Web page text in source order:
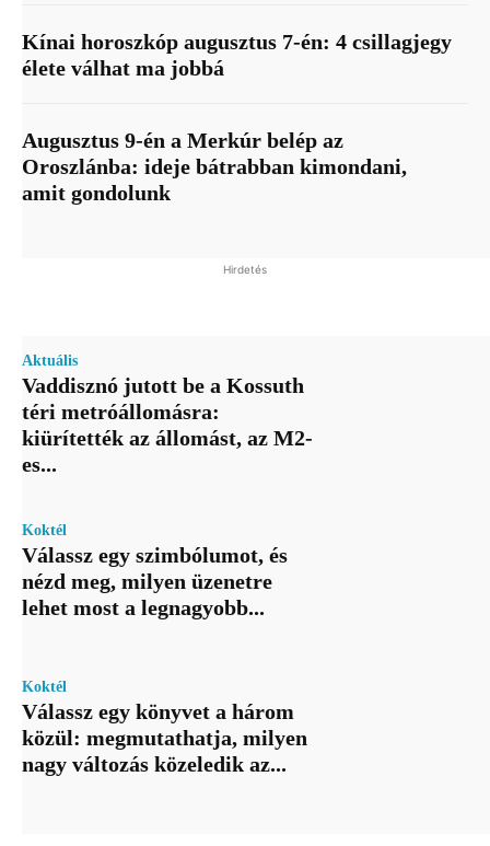
Kínai horoszkóp augusztus 7-én: 4 csillagjegy
élete válhat ma jobbá
Augusztus 9-én a Merkúr belép az
Oroszlánba: ideje bátrabban kimondani,
amit gondolunk
Hirdetés
Aktuális
Vaddisznó jutott be a Kossuth
téri metróállomásra:
kiürítették az állomást, az M2-
es...
Koktél
Válassz egy szimbólumot, és
nézd meg, milyen üzenetre
lehet most a legnagyobb...
Koktél
Válassz egy könyvet a három
közül: megmutathatja, milyen
nagy változás közeledik az...